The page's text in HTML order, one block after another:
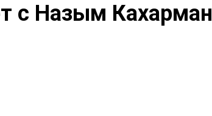
с Назым Кахарман